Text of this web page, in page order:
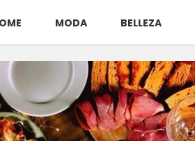
MODA BELLEZA